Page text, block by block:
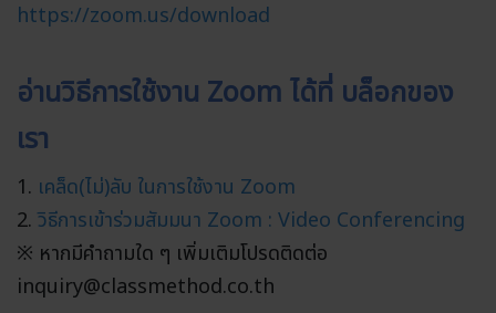
https://zoom.us/download
อ่านวิธีการใช้งาน Zoom ได้ที่ บล็อกของ
เรา
1. เคล็ด(ไม่)ลับ ในการใช้งาน Zoom
2. วิธีการเข้าร่วมสัมมนา Zoom : Video Conferencing
※ หากมีคำถามใด ๆ เพิ่มเติมโปรดติดต่อ
inquiry@classmethod.co.th